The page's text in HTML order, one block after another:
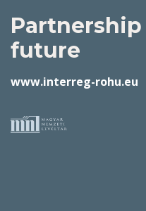
future
www.interreg-rohu.eu